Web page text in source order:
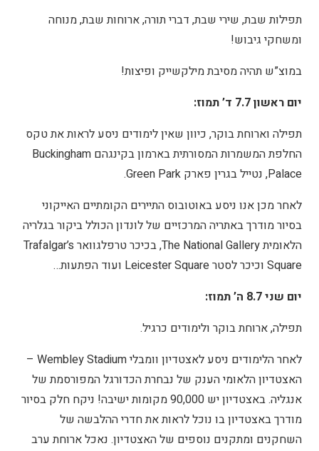
תפילות שבת, שירי שבת, דברי תורה, ארוחות שבת, מנוחה
ומשחקי גיבוש!
במוצ”ש תהיה מסיבת מילקשייק ופיצות!
יום ראשון 7.7 ד’ תמוז:
תפילה וארוחת בוקר, כיוון שאין לימודים ניסע לראות את טקס
החלפת המשמרות המסורתית בארמון בקינגהם Buckingham
Palace, נטייל בגרין פארק Green Park.
לאחר מכן אנו ניסע באוטובוס התיירים הקומתיים האייקוני
בסיור מודרך באתריה המרכזיים של לונדון הכולל ביקור בגלריה
הלאומית The National Gallery, בכיכר טרפלגוואר Trafalgar’s
Square וכיכר לסטר Leicester Square ועוד הפתעות…
יום שני 8.7 ה’ תמוז:
תפילה, ארוחת בוקר ולימודים כרגיל.
לאחר הלימודים ניסע לאצטדיון וומבלי Wembley Stadium –
האצטדיון הלאומי הענק של נבחרת הכדורגל המפורסמת של
אנגליה. באצטדיון יש 90,000 מקומות ישיבה! ניקח חלק בסיור
מודרך באצטדיון בו נוכל לראות את חדרי ההלבשה של
השחקנים ומתקנים נוספים של האצטדיון. נאכל ארוחת ערב